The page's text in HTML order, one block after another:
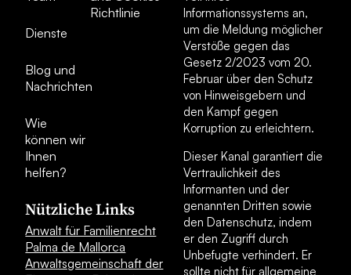
Dienste
Blog und
Nachrichten
Wie
können wir
Ihnen
helfen?
Richtlinie
Nützliche Links
Anwalt für Familienrecht
Palma de Mallorca
Anwaltsgemeinschaft der
Informationssystems an,
um die Meldung möglicher
Verstöße gegen das
Gesetz 2/2023 vom 20.
Februar über den Schutz
von Hinweisgebern und
den Kampf gegen
Korruption zu erleichtern.
Dieser Kanal garantiert die
Vertraulichkeit des
Informanten und der
genannten Dritten sowie
den Datenschutz, indem
er den Zugriff durch
Unbefugte verhindert. Er
sollte nicht für allgemeine